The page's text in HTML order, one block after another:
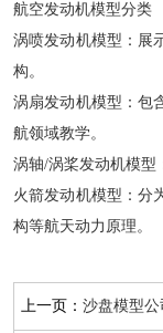
航空发动机模型分类
涡喷发动机模型：展
构。
涡扇发动机模型：包
航领域教学。
涡轴/涡桨发动机模型
火箭发动机模型：分
构等航天动力原理。
上一页：沙盘模型公司专业